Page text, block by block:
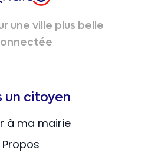
une ville plus belle
un citoyen
à ma mairie
Propos